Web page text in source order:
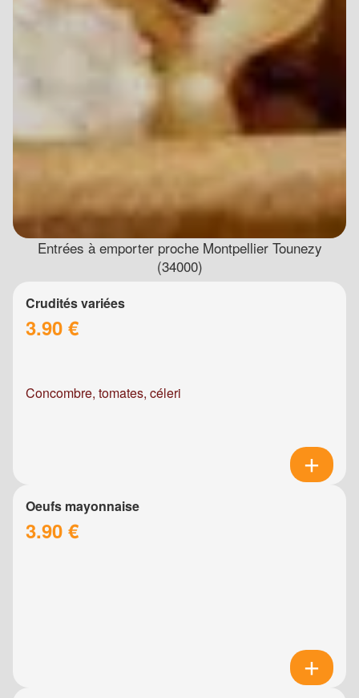
Entrées à emporter proche Montpellier Tounezy
(34000)
Crudités variées
3.90 €
Concombre, tomates, céleri
Oeufs mayonnaise
3.90 €